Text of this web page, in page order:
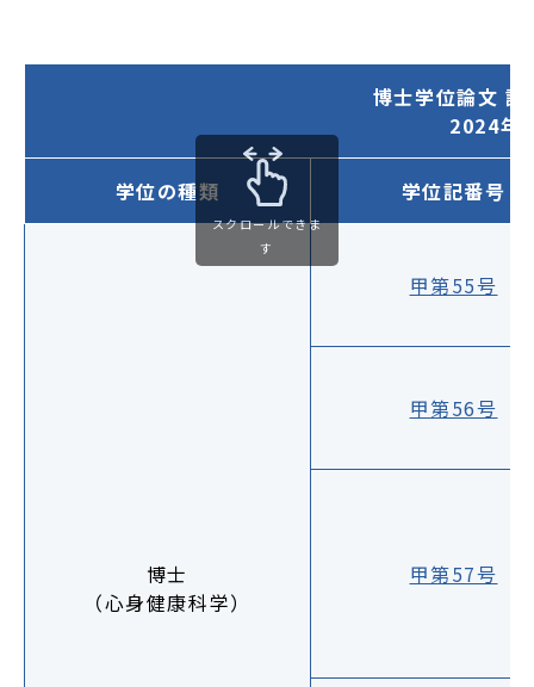
博士学位論文
2024年
学位の種類 学位記番号
博士
（心身健康科学）
甲第55号
甲第56号
甲第57号
スクロールできま
す